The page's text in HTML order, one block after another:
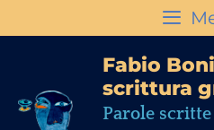
Fabio
scrittura
Parole